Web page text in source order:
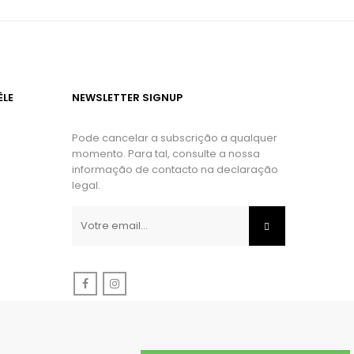
NEWSLETTER SIGNUP
Pode cancelar a subscrição a qualquer
momento. Para tal, consulte a nossa
informação de contacto na declaração
legal.
Facebook